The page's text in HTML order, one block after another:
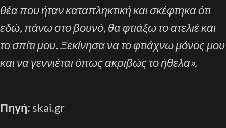
θέα που ήταν καταπληκτική και σκέφτηκα ότι
εδώ, πάνω στο βουνό, θα φτιάξω το ατελιέ και
το σπίτι μου. Ξεκίνησα να το φτιάχνω μόνος μου
και να γεννιέται όπως ακριβώς το ήθελα».
Πηγή: skai.gr